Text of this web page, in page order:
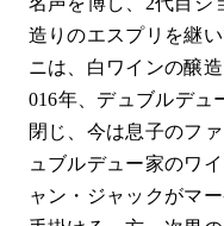
造りのエスプリを継
ニは、白ワインの醸
016年、デュブルデュ
閉じ、今は息子のフ
ュブルデュー家のワ
ャン・ジャックがマ